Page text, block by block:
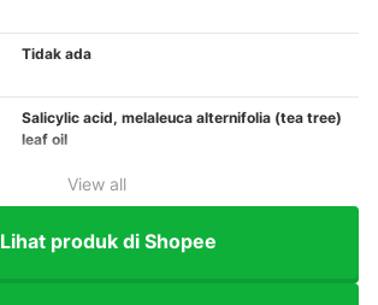
Tidak ada
Salicylic acid, melaleuca alternifolia (tea tree)
leaf oil
View all
Lihat produk di Shopee